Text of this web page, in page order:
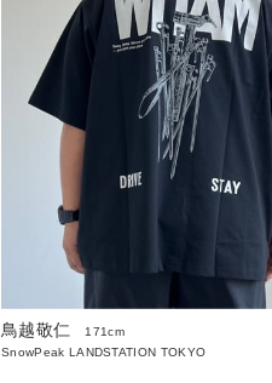
鳥越敬仁
171cm
SnowPeak LANDSTATION TOKYO